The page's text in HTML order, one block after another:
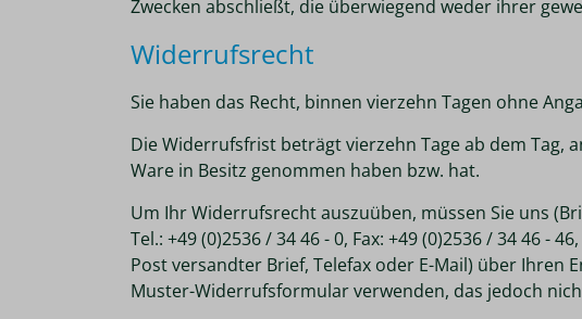
Zwecken abschließt, die überwiegend weder ihrer
Widerrufsrecht
Sie haben das Recht, binnen vierzehn Tagen ohne
Die Widerrufsfrist beträgt vierzehn Tage ab dem
Ware in Besitz genommen haben bzw. hat.
Um Ihr Widerrufsrecht auszuüben, müssen Sie uns
Tel.: +49 (0)2536 / 34 46 - 0, Fax: +49 (0)2536 / 34 46
Post versandter Brief, Telefax oder E-Mail) über
Muster-Widerrufsformular verwenden, das jedoch